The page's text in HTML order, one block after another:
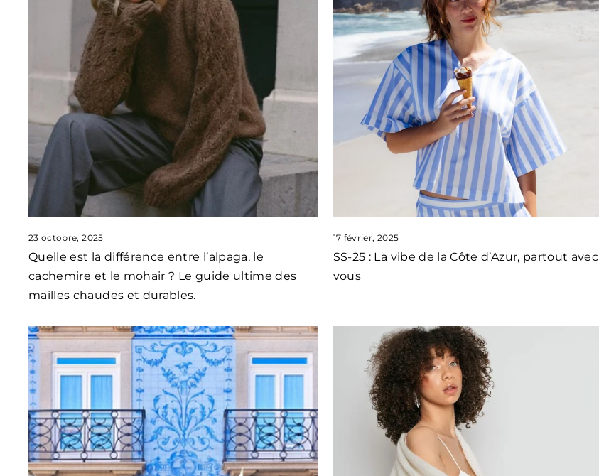
23 octobre, 2025
Quelle est la différence entre l’alpaga, le
cachemire et le mohair ? Le guide ultime des
mailles chaudes et durables.
17 février, 2025
SS-25 : La vibe de la Côte d’Azur, partout avec
vous